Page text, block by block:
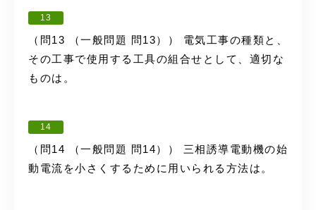
13
（問13 （一般問題 問13）） 電気工事の種類と、
その工事で使用する工具の組合せとして、適切な
ものは。
14
（問14 （一般問題 問14）） 三相誘導電動機の始
動電流を小さくするために用いられる方法は。